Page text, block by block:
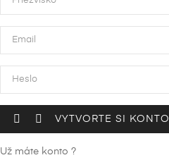
  VYTVORTE SI KONTO
Už máte konto ?